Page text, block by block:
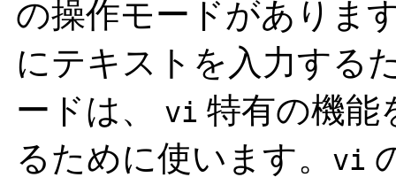
の操作モードがありま
にテキストを入力する
ードは、
vi 特有の機能
るために使います。
vi